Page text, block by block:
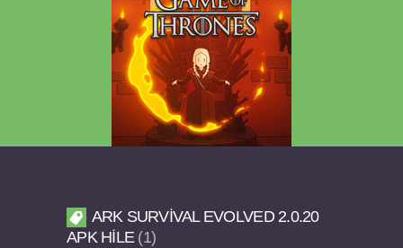
ARK SURVIVAL EVOLVED 2.0.20
APK HILE 1